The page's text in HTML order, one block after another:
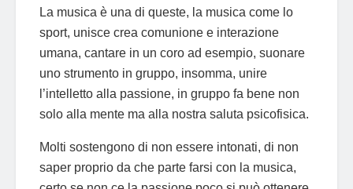
La musica è una di queste, la musica come lo
sport, unisce crea comunione e interazione
umana, cantare in un coro ad esempio, suonare
uno strumento in gruppo, insomma, unire
l’intelletto alla passione, in gruppo fa bene non
solo alla mente ma alla nostra saluta psicofisica.
Molti sostengono di non essere intonati, di non
saper proprio da che parte farsi con la musica,